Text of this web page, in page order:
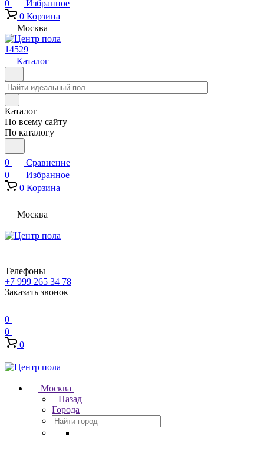
0
Избранное
0 Корзина
Москва
14529
Каталог
Каталог
По всему сайту
По каталогу
0
Сравнение
0
Избранное
0 Корзина
Москва
Телефоны
+7 999 265 34 78
Заказать звонок
0
0
0
Москва
Назад
Города